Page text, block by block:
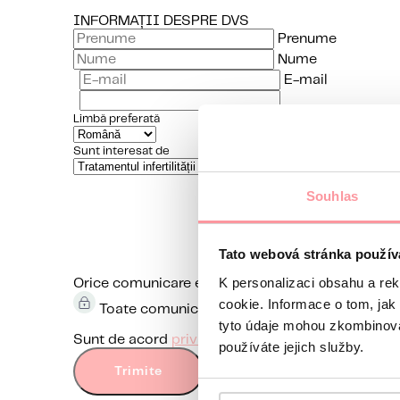
Souhlas
Tato webová stránka
K personalizaci obsahu a
cookie. Informace o tom,
tyto údaje mohou
používáte jejich služby.
INFORMAȚII DESPRE DVS
Prenume
Nume
E-mail
Limbă preferată
Sunt interesat de
Orice comunicare este cât se poate de discretă,
Toate comunicările sunt criptate folosind
Sunt de acord privind politica de confidențialitate.
Trimite